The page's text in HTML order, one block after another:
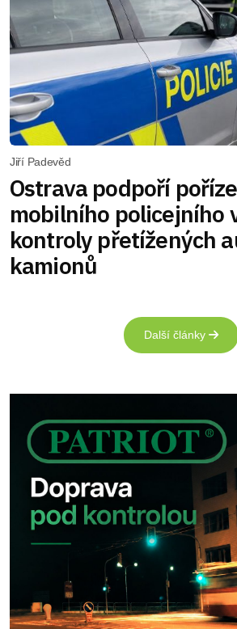
Jiří Padevěd
Ostrava podpoří
mobilního policejního
kontroly přetížených
kamionů
Další články